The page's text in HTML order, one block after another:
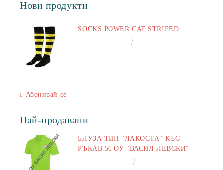
Нови продукти
SOCKS POWER CAT STRIPED
Абонирай се
Най-продавани
БЛУЗА ТИП "ЛАКОСТА" КЪС
РЪКАВ 50 ОУ "ВАСИЛ ЛЕВСКИ"